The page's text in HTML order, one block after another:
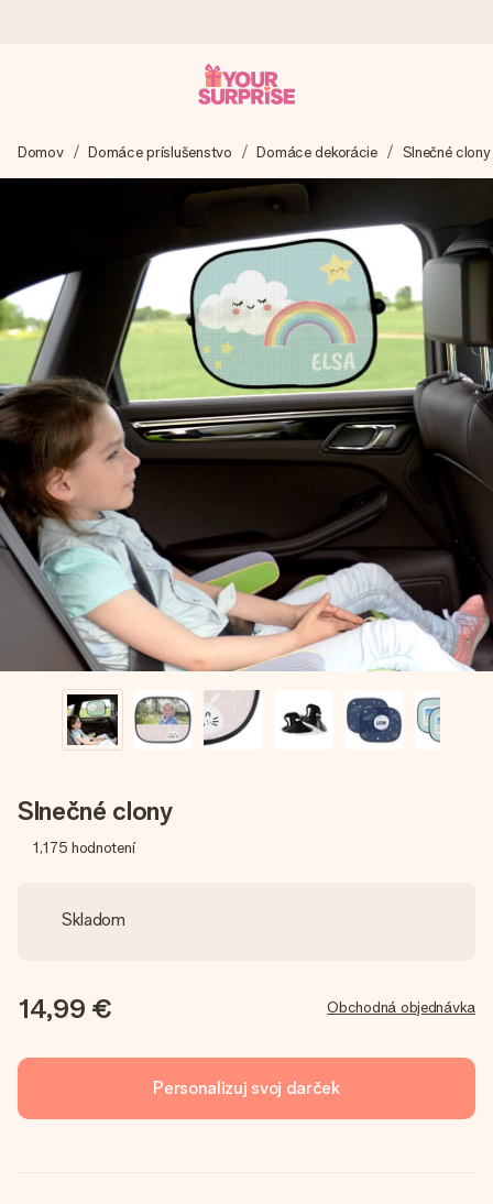
Váš darček starostlivo vyrobíme a bleskovo odošleme –
aby ste ho mohli darovať presne v ten správny okamih, keď
na tom najviac záleží.
4,7 (na základe +15 000 recenzií)
Naše darčeky inšpirujú. Zákazníci nás na Google Reviews
hodnotia známkou 4,7.
Kartička s venovaním zdarma
Vytvorte niečo výnimočné v pár jednoduchých krokoch – s
jej menom, vašou fotografiou alebo odkazom, ktorý naozaj
zahreje pri srdci. Žiadne zbytočnosti, len veľa lásky pre ten
pravý moment.
Domov Domáce príslušenstvo Domáce dekorácie Slnečné clony
Slnečné clony
1,175 hodnotení
Skladom
14,99 € Obchodná objednávka
Personalizuj svoj darček